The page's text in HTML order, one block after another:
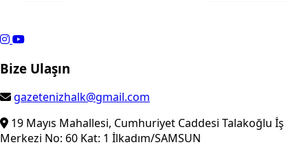
Bize Ulaşın
gazetenizhalk@gmail.com
19 Mayıs Mahallesi, Cumhuriyet Caddesi Talakoğlu İş
Merkezi No: 60 Kat: 1 İlkadım/SAMSUN